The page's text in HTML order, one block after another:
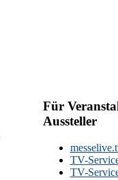
Für
Aussteller
TV-
TV-